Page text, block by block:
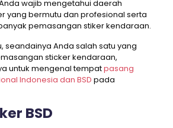
wajib mengetahui daerah
yang bermutu dan profesional serta
pemasangan stiker kendaraan.
seandainya Anda salah satu yang
sticker kendaraan,
untuk mengenal tempatpasang
Indonesia dan BSD pada
BSD